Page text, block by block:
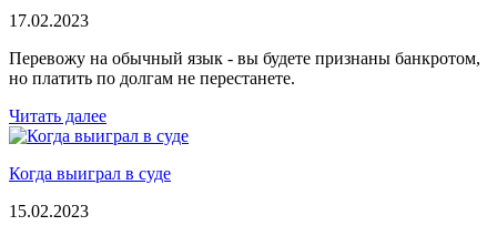
17.02.2023
Перевожу на обычный язык - вы будете признаны банкротом,
но платить по долгам не перестанете.
Читать далее
Когда выиграл в суде
15.02.2023